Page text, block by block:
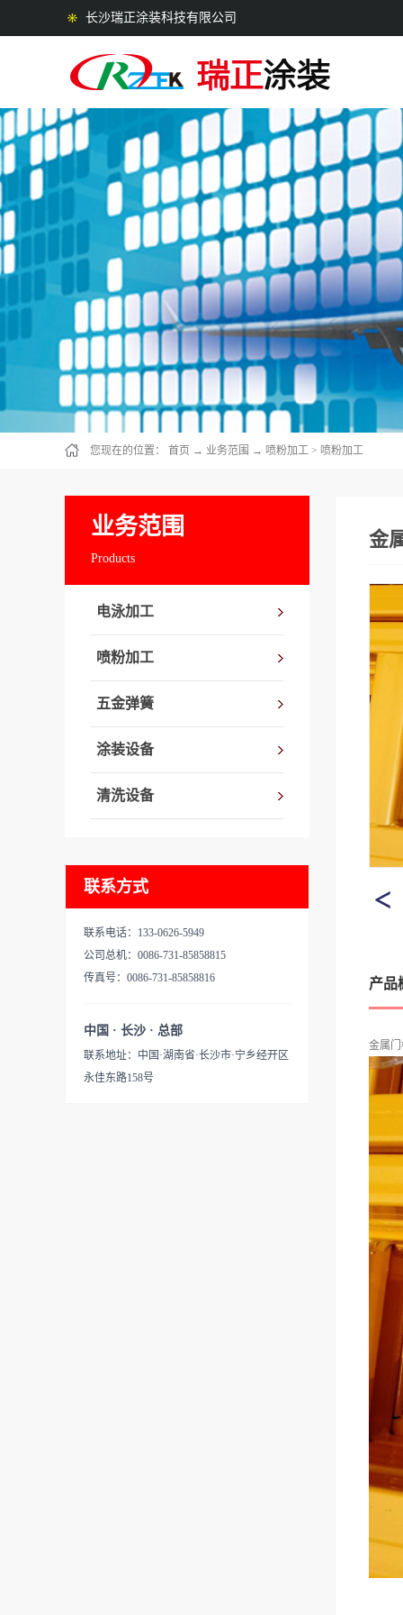
长沙瑞正涂装科技有限公司
您现在的位置： 首页 → 业务范围 → 喷粉加工 > 喷粉加工
业务范围
Products
电泳加工
喷粉加工
五金弹簧
涂装设备
清洗设备
联系方式
联系电话：133-0626-5949
公司总机：0086-731-85858815
传真号：0086-731-85858816
中国 · 长沙 · 总部
联系地址：中国·湖南省·长沙市·宁乡经开区
永佳东路158号
金
产品
金属